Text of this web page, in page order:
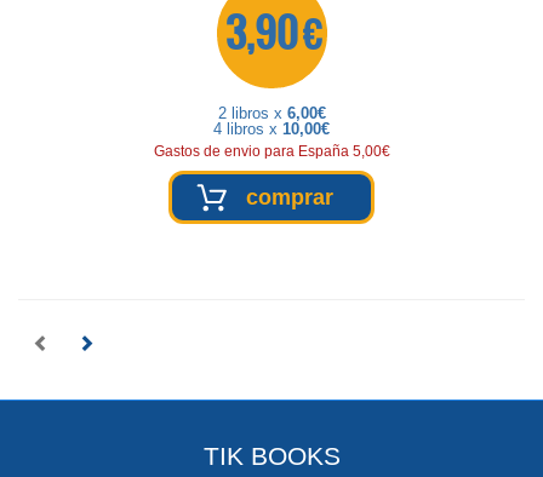
3,90 €
2 libros x 6,00€
4 libros x 10,00€
Gastos de envio para España 5,00€
comprar
TIK BOOKS